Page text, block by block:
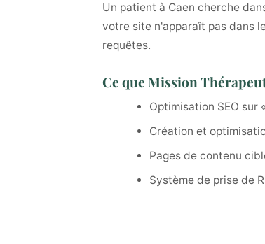
Un patient à Caen cherche
votre site n'apparaît pas dans
requêtes.
Ce que Mission
Optimisation SEO sur
Création et
Pages de contenu
Système de prise de